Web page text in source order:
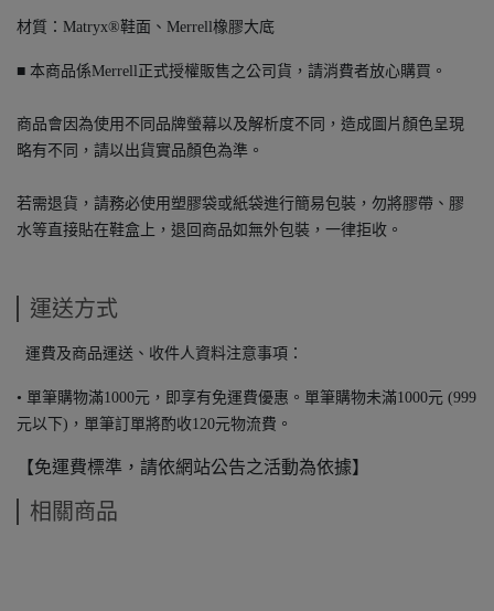
材質：Matryx®鞋面、Merrell橡膠大底
■ 本商品係Merrell正式授權販售之公司貨，請消費者放心購買。
商品會因為使用不同品牌螢幕以及解析度不同，造成圖片顏色呈現
略有不同，請以出貨實品顏色為準。
若需退貨，請務必使用塑膠袋或紙袋進行簡易包裝，勿將膠帶、膠
水等直接貼在鞋盒上，退回商品如無外包裝，一律拒收。
運送方式
運費及商品運送、收件人資料注意事項：
• 單筆購物滿1000元，即享有免運費優惠。單筆購物未滿1000元 (999
元以下)，單筆訂單將酌收120元物流費。
【免運費標準，請依網站公告之活動為依據】
相關商品